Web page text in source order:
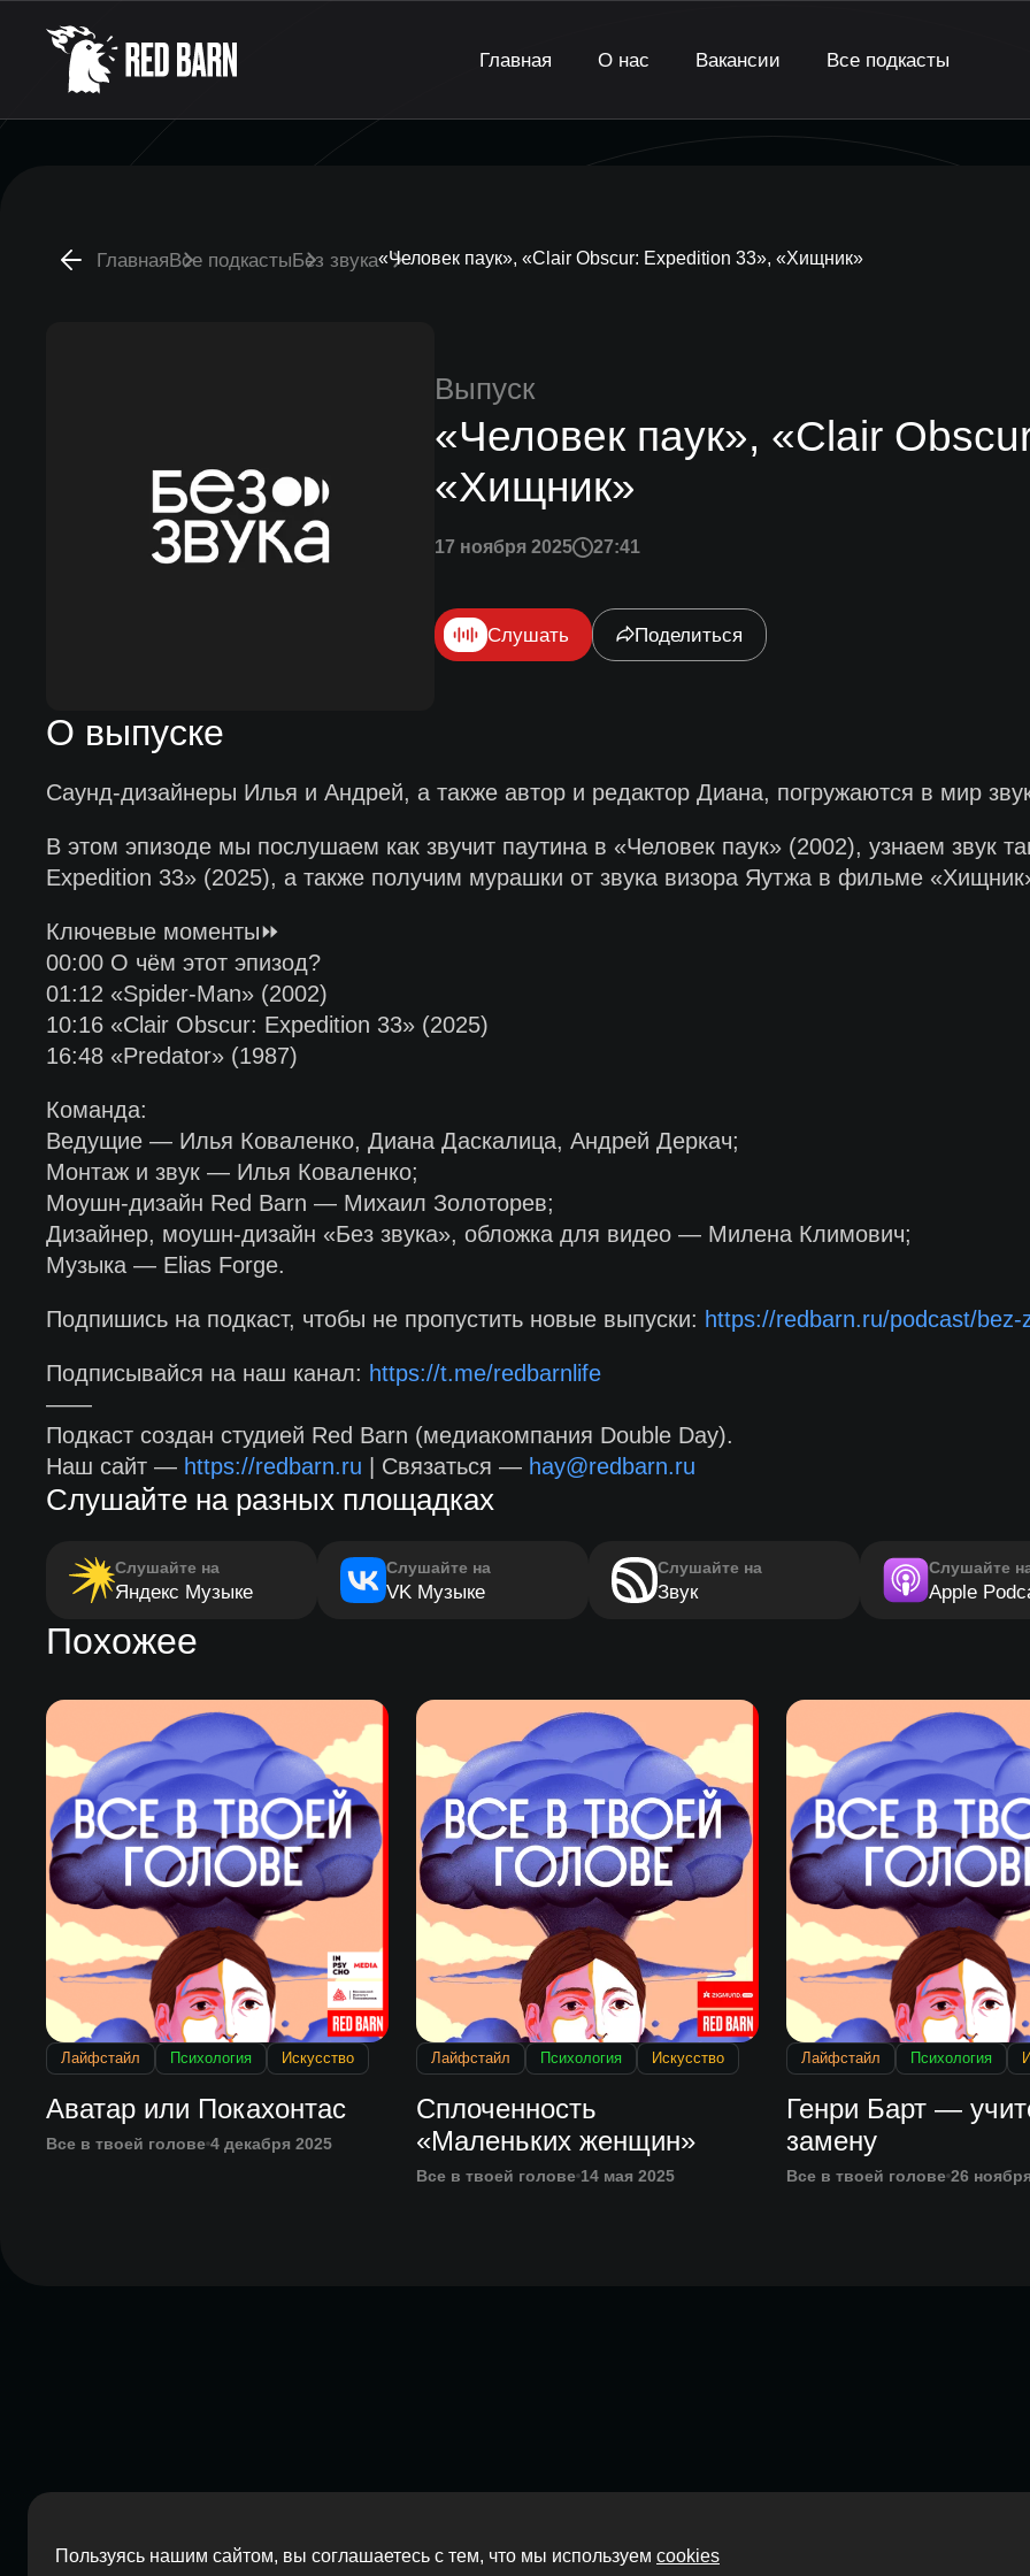
Главная О нас Вакансии Все подкасты
ГлавнаяВсе подкастыБез звука«Человек паук», «Clair Obscur: Expedition 33», «Хищник»
Выпуск
«Человек паук», «Clair
«Хищник»
17 ноября 2025 27:41
Слушать Поделиться
О выпуске
Саунд-дизайнеры Илья и Андрей, а также автор и редактор Диана, погружаются в мир
В этом эпизоде мы послушаем как звучит паутина в «Человек паук» (2002), узнаем звук
Expedition 33» (2025), а также получим мурашки от звука визора Яутжа в фильме
Ключевые моменты⏩
00:00 О чём этот эпизод?
01:12 «Spider-Man» (2002)
10:16 «Clair Obscur: Expedition 33» (2025)
16:48 «Predator» (1987)
Команда:
Ведущие — Илья Коваленко, Диана Даскалица, Андрей Деркач;
Монтаж и звук — Илья Коваленко;
Моушн-дизайн Red Barn — Михаил Золоторев;
Дизайнер, моушн-дизайн «Без звука», обложка для видео — Милена Климович;
Музыка — Elias Forge.
Подпишись на подкаст, чтобы не пропустить новые выпуски: https://redbarn.ru/podcast/bez-
Подписывайся на наш канал: https://t.me/redbarnlife
——
Подкаст создан студией Red Barn (медиакомпания Double Day).
Наш сайт — https://redbarn.ru | Связаться — hay@redbarn.ru
Слушайте на разных площадках
Слушайте на
Яндекс Музыке
Слушайте на
VK Музыке
Слушайте на
Звук
Слушайте
Apple
Похожее
Лайфстайл Психология Искусство
Аватар или Покахонтас
Все в твоей голове 4 декабря 2025
Лайфстайл Психология Искусство
Сплоченность
«Маленьких женщин»
Все в твоей голове 14 мая 2025
Лайфстайл Психология
Генри Барт —
замену
Все в твоей голове 26
Главная
Пользуясь нашим сайтом, вы соглашаетесь с тем, что мы используем cookies